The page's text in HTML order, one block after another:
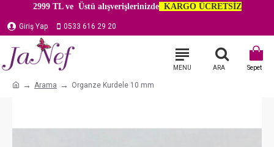
2999 TL ve Üstü alışverişlerinizdeKARGO ÜCRETSİZ
Giriş Yap 0533 616 29 20
Arama Organze Kurdele 10 mm